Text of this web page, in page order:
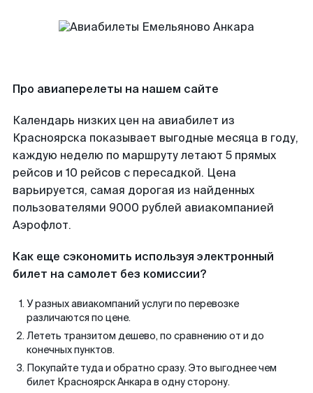
Про авиаперелеты на нашем сайте
Календарь низких цен на авиабилет из
Красноярска показывает выгодные месяца в году,
каждую неделю по маршруту летают 5 прямых
рейсов и 10 рейсов с пересадкой. Цена
варьируется, самая дорогая из найденных
пользователями 9000 рублей авиакомпанией
Аэрофлот.
Как еще сэкономить используя электронный
билет на самолет без комиссии?
У разных авиакомпаний услуги по перевозке
различаются по цене.
Лететь транзитом дешево, по сравнению от и до
конечных пунктов.
Покупайте туда и обратно сразу. Это выгоднее чем
билет Красноярск Анкара в одну сторону.